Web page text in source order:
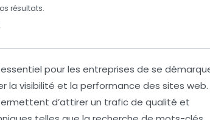
résultats.
pour les entreprises de se
la visibilité et la performance des sites web.
d’attirer un trafic de qualité et